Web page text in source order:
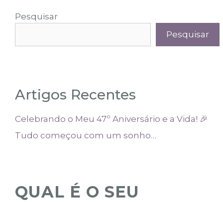
Pesquisar
Pesquisar
Artigos Recentes
Celebrando o Meu 47º Aniversário e a Vida! 🎉
Tudo começou com um sonho…
QUAL É O SEU